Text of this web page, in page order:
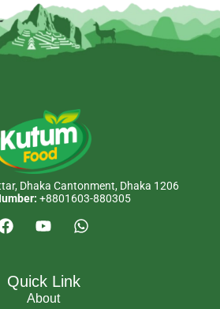
Dhaka Cantonment, Dhaka 1206
+8801603-880305
Quick Link
About